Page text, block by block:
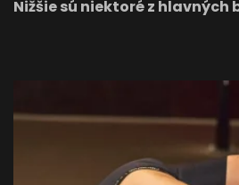
Nižšie sú niektoré z hlavných